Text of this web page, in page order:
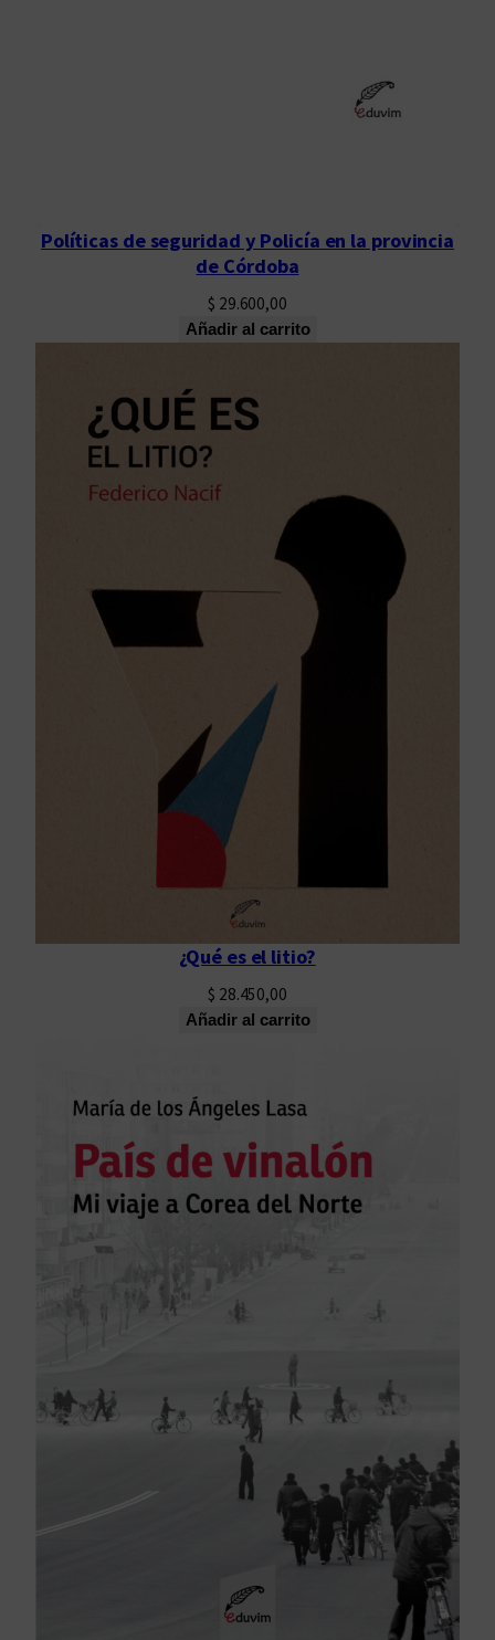
Políticas de seguridad y Policía en la provincia
de Córdoba
$ 29.600,00
Añadir al carrito
¿Qué es el litio?
$ 28.450,00
Añadir al carrito